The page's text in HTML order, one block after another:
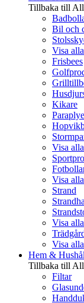
Tillbaka till
Bil och
Visa
Frisbees
Kikare
Visa
Visa
Strand
Visa
Visa
Hem &
Tillbaka till
Filtar